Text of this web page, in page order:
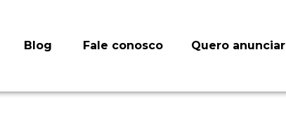
Blog Fale conosco Quero anunciar